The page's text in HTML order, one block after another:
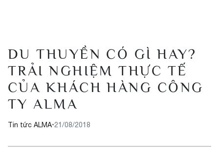
DU THUYỀN CÓ GÌ HAY?
TRẢI NGHIỆM THỰC TẾ
CỦA KHÁCH HÀNG CÔNG
TY ALMA
Tin tức ALMA•21/08/2018